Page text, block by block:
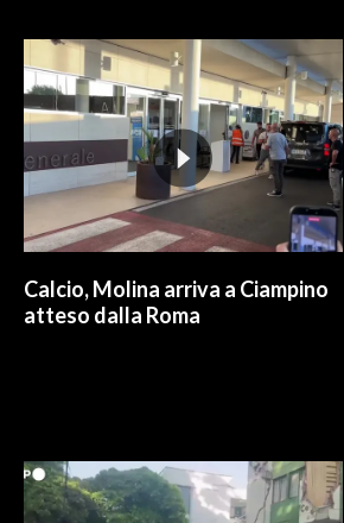
INFO AZIENDE
ABBONATI
ANNUNCI
NECROLOGI
PUBBLICITÀ
SPIAGGE
Calcio, Molina arriva a Ciampino
atteso dalla Roma